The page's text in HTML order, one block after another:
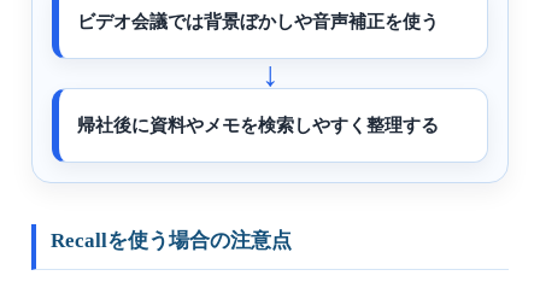
ビデオ会議では背景ぼかしや音声補正を使う
帰社後に資料やメモを検索しやすく整理する
Recallを使う場合の注意点